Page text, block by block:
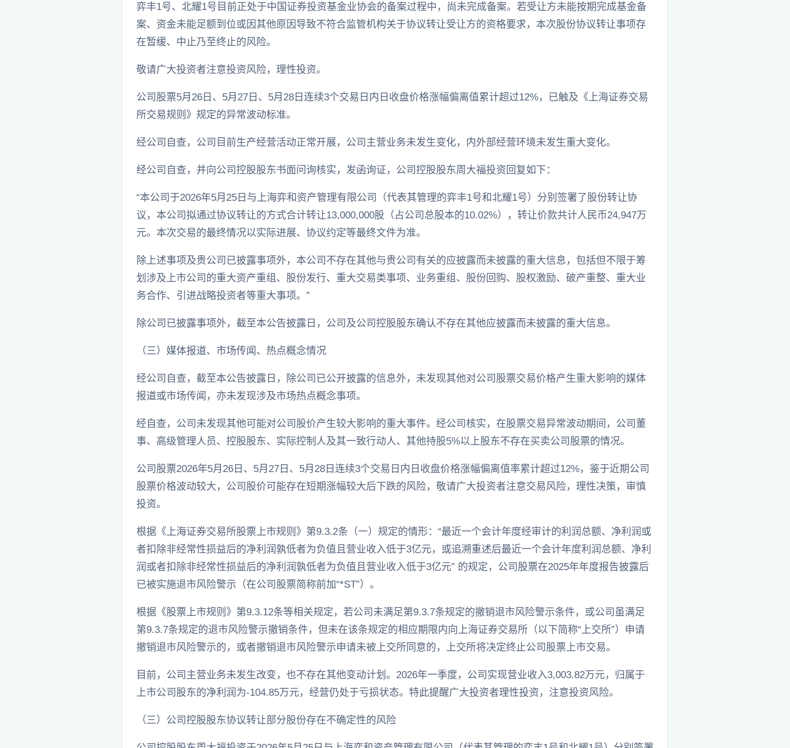
弈丰1号、北耀1号目前正处于中国证券投资基金业协会的备案过程中，尚未完成备案。若受让方未能按期完成基金备
案、资金未能足额到位或因其他原因导致不符合监管机构关于协议转让受让方的资格要求，本次股份协议转让事项存
在暂缓、中止乃至终止的风险。
敬请广大投资者注意投资风险，理性投资。
公司股票5月26日、5月27日、5月28日连续3个交易日内日收盘价格涨幅偏离值累计超过12%，已触及《上海证券交易
所交易规则》规定的异常波动标准。
经公司自查，公司目前生产经营活动正常开展，公司主营业务未发生变化，内外部经营环境未发生重大变化。
经公司自查，并向公司控股股东书面问询核实，发函询证，公司控股股东周大福投资回复如下：
“本公司于2026年5月25日与上海弈和资产管理有限公司（代表其管理的弈丰1号和北耀1号）分别签署了股份转让协
议，本公司拟通过协议转让的方式合计转让13,000,000股（占公司总股本的10.02%），转让价款共计人民币24,947万
元。本次交易的最终情况以实际进展、协议约定等最终文件为准。
除上述事项及贵公司已披露事项外，本公司不存在其他与贵公司有关的应披露而未披露的重大信息，包括但不限于筹
划涉及上市公司的重大资产重组、股份发行、重大交易类事项、业务重组、股份回购、股权激励、破产重整、重大业
务合作、引进战略投资者等重大事项。”
除公司已披露事项外，截至本公告披露日，公司及公司控股股东确认不存在其他应披露而未披露的重大信息。
（三）媒体报道、市场传闻、热点概念情况
经公司自查，截至本公告披露日，除公司已公开披露的信息外，未发现其他对公司股票交易价格产生重大影响的媒体
报道或市场传闻，亦未发现涉及市场热点概念事项。
经自查，公司未发现其他可能对公司股价产生较大影响的重大事件。经公司核实，在股票交易异常波动期间，公司董
事、高级管理人员、控股股东、实际控制人及其一致行动人、其他持股5%以上股东不存在买卖公司股票的情况。
公司股票2026年5月26日、5月27日、5月28日连续3个交易日内日收盘价格涨幅偏离值率累计超过12%，鉴于近期公司
股票价格波动较大，公司股价可能存在短期涨幅较大后下跌的风险，敬请广大投资者注意交易风险，理性决策，审慎
投资。
根据《上海证券交易所股票上市规则》第9.3.2条（一）规定的情形：“最近一个会计年度经审计的利润总额、净利润或
者扣除非经常性损益后的净利润孰低者为负值且营业收入低于3亿元，或追溯重述后最近一个会计年度利润总额、净利
润或者扣除非经常性损益后的净利润孰低者为负值且营业收入低于3亿元” 的规定，公司股票在2025年年度报告披露后
已被实施退市风险警示（在公司股票简称前加“*ST”）。
根据《股票上市规则》第9.3.12条等相关规定，若公司未满足第9.3.7条规定的撤销退市风险警示条件，或公司虽满足
第9.3.7条规定的退市风险警示撤销条件，但未在该条规定的相应期限内向上海证券交易所（以下简称“上交所”）申请
撤销退市风险警示的，或者撤销退市风险警示申请未被上交所同意的，上交所将决定终止公司股票上市交易。
目前，公司主营业务未发生改变，也不存在其他变动计划。2026年一季度，公司实现营业收入3,003.82万元，归属于
上市公司股东的净利润为-104.85万元，经营仍处于亏损状态。特此提醒广大投资者理性投资，注意投资风险。
（三）公司控股股东协议转让部分股份存在不确定性的风险